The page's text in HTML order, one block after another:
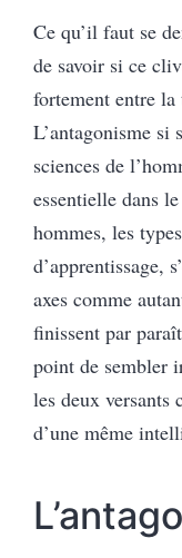
Ce qu’il faut se
de savoir si ce
fortement entre
L’antagonisme si
sciences de
essentielle dans
hommes, les
d’apprentissage,
axes comme
finissent par
point de sembler
les deux versants
d’une même